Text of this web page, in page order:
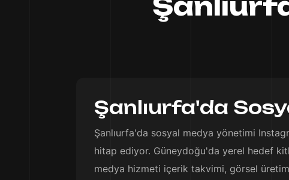
Şanlıurfa'da
Şanlıurfa'da sosyal medya yönetimi
hitap ediyor. Güneydoğu'da yerel hedef
medya hizmeti içerik takvimi, görsel